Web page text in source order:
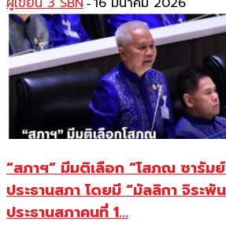
-
“สภาฯ” มีมติเลือก “โสภณ ซารัม
ประธานสภา โดยมี “มัลลิกา จิระ
ประธานสภาคนที่ 1...